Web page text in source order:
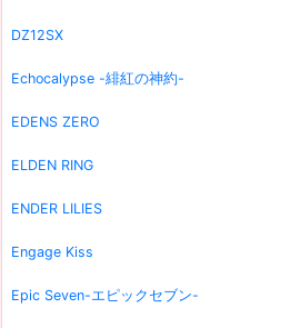
DZ12SX
Echocalypse -緋紅の神約-
EDENS ZERO
ELDEN RING
ENDER LILIES
Engage Kiss
Epic Seven-エピックセブン-